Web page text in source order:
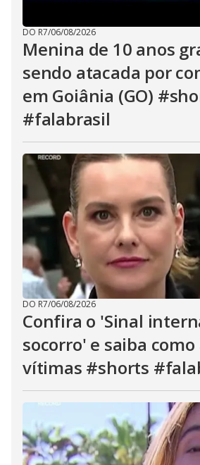
DO R7/06/08/2026
Menina de 10 anos
sendo atacada por
em Goiânia (GO)
#falabrasil
DO R7/06/08/2026
Confira o 'Sinal
socorro' e saiba
vítimas #shorts